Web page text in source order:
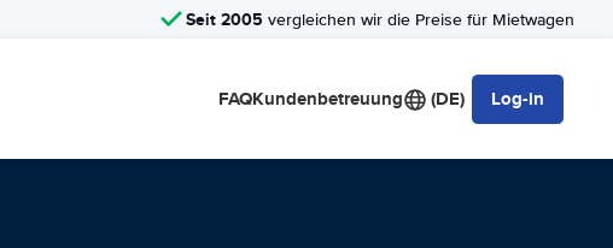
Seit 2005 vergleichen wir die Preise für Mietwagen
FAQKundenbetreuung (DE) Log-in